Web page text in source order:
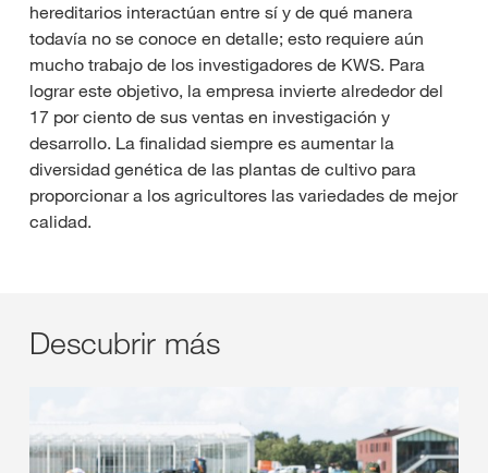
hereditarios interactúan entre sí y de qué manera
todavía no se conoce en detalle; esto requiere aún
mucho trabajo de los investigadores de KWS. Para
lograr este objetivo, la empresa invierte alrededor del
17 por ciento de sus ventas en investigación y
desarrollo. La finalidad siempre es aumentar la
diversidad genética de las plantas de cultivo para
proporcionar a los agricultores las variedades de mejor
calidad.
Descubrir más